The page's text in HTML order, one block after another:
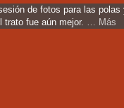
de fotos para las
trato fue aún mejor. … Más